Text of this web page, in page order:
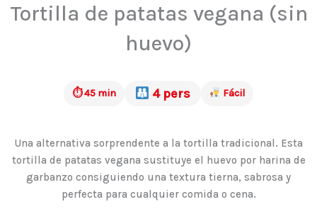
Tortilla de patatas vegana (sin
huevo)
⏱ 45 min 4 pers Fácil
Una alternativa sorprendente a la tortilla tradicional. Esta
tortilla de patatas vegana sustituye el huevo por harina de
garbanzo consiguiendo una textura tierna, sabrosa y
perfecta para cualquier comida o cena.